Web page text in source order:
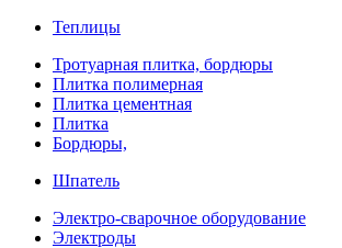
Теплицы
Тротуарная плитка, бордюры
Плитка полимерная
Плитка цементная
Плитка
Бордюры,
Шпатель
Электро-сварочное оборудование
Электроды